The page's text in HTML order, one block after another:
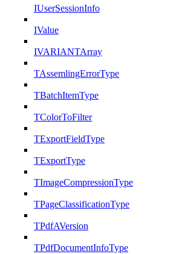
IUserSessionInfo
IValue
IVARIANTArray
TAssemlingErrorType
TBatchItemType
TColorToFilter
TExportFieldType
TExportType
TImageCompressionType
TPageClassificationType
TPdfAVersion
TPdfDocumentInfoType